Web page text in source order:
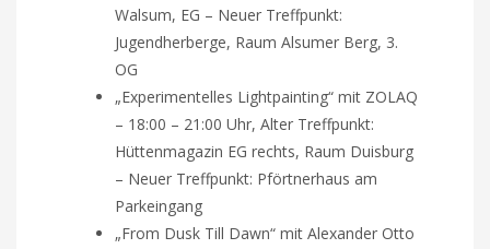
Walsum, EG – Neuer Treffpunkt:
Jugendherberge, Raum Alsumer Berg, 3.
OG
„Experimentelles Lightpainting“ mit ZOLAQ
– 18:00 – 21:00 Uhr, Alter Treffpunkt:
Hüttenmagazin EG rechts, Raum Duisburg
– Neuer Treffpunkt: Pförtnerhaus am
Parkeingang
„From Dusk Till Dawn“ mit Alexander Otto